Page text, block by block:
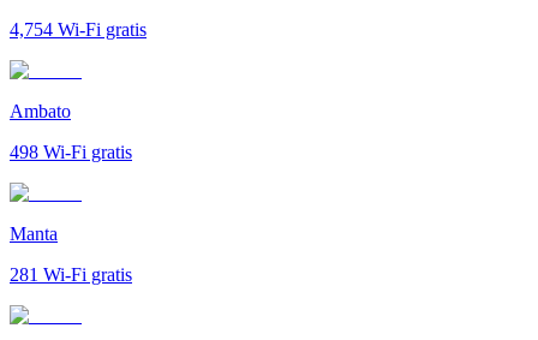
4,754 Wi-Fi gratis
Ambato
498 Wi-Fi gratis
Manta
281 Wi-Fi gratis